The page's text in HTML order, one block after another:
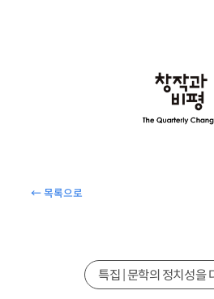
← 목록으로
특집 | 문학의 정치성을